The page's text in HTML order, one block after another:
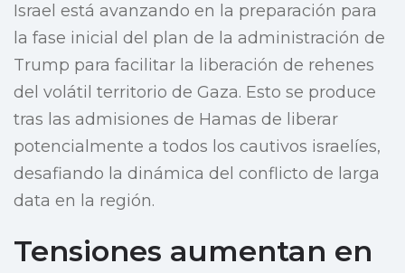
Israel está avanzando en la preparación para
la fase inicial del plan de la administración de
Trump para facilitar la liberación de rehenes
del volátil territorio de Gaza. Esto se produce
tras las admisiones de Hamas de liberar
potencialmente a todos los cautivos israelíes,
desafiando la dinámica del conflicto de larga
data en la región.
Tensiones aumentan en